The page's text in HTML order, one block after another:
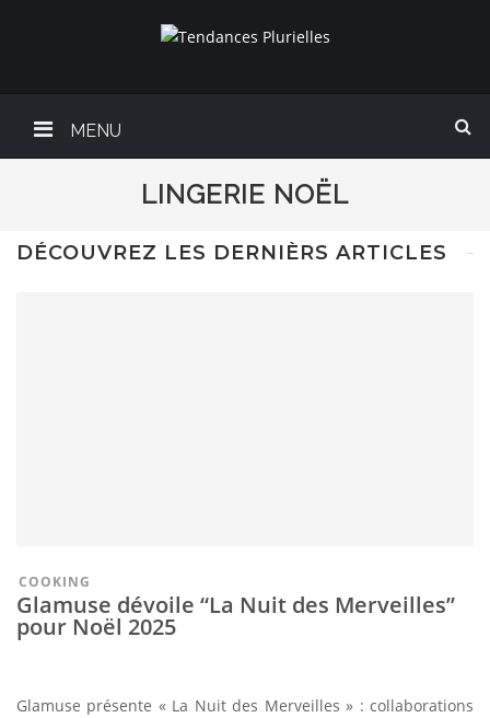
MENU
LINGERIE NOËL
DÉCOUVREZ LES DERNIÈRS ARTICLES
COOKING
Glamuse dévoile “La Nuit des Merveilles”
pour Noël 2025
Glamuse présente « La Nuit des Merveilles » : collaborations